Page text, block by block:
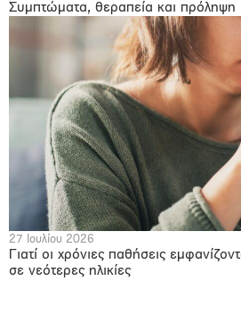
Συμπτώματα, θεραπεία και πρόληψη
27 Ιουλίου 2026
Γιατί οι χρόνιες παθήσεις
σε νεότερες ηλικίες